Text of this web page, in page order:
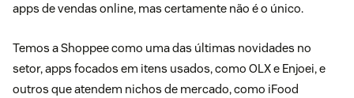
apps de vendas online, mas certamente não é o único.
Temos a Shoppee como uma das últimas novidades no
setor, apps focados em itens usados, como OLX e Enjoei, e
outros que atendem nichos de mercado, como iFood